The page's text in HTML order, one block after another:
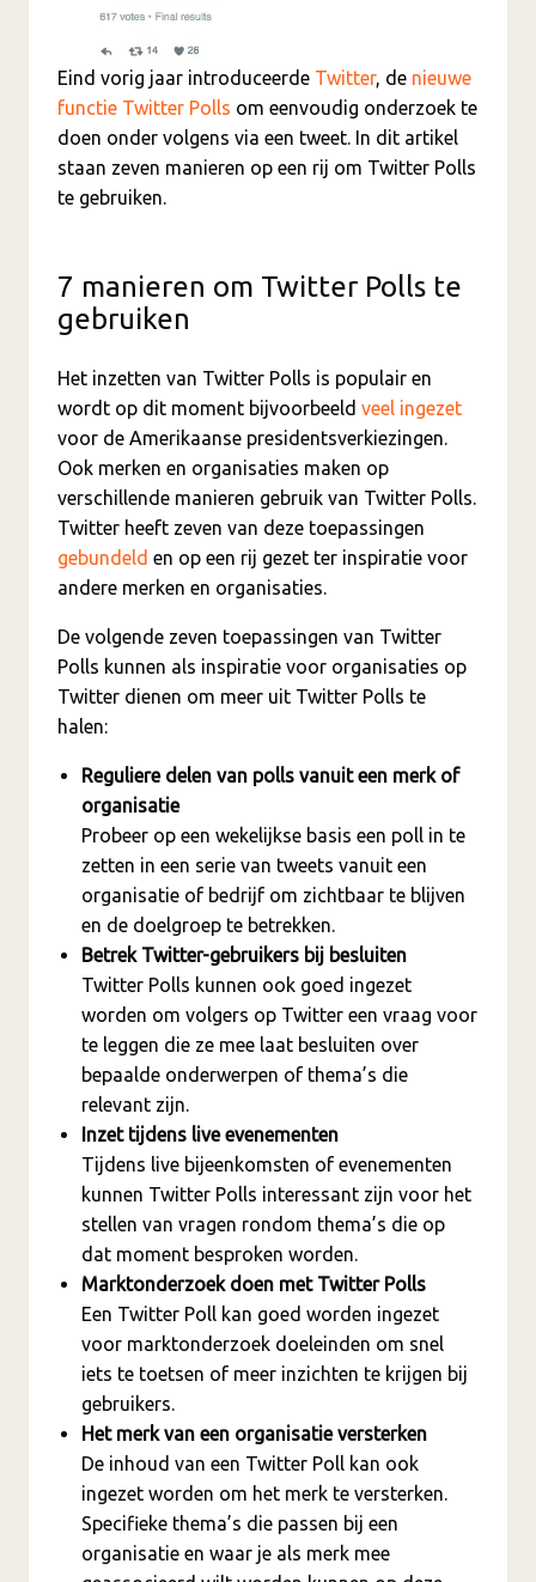
Eind vorig jaar introduceerde Twitter, de nieuwe
functie Twitter Polls om eenvoudig onderzoek te
doen onder volgens via een tweet. In dit artikel
staan zeven manieren op een rij om Twitter Polls
te gebruiken.
7 manieren om Twitter Polls te
gebruiken
Het inzetten van Twitter Polls is populair en
wordt op dit moment bijvoorbeeld veel ingezet
voor de Amerikaanse presidentsverkiezingen.
Ook merken en organisaties maken op
verschillende manieren gebruik van Twitter Polls.
Twitter heeft zeven van deze toepassingen
gebundeld en op een rij gezet ter inspiratie voor
andere merken en organisaties.
De volgende zeven toepassingen van Twitter
Polls kunnen als inspiratie voor organisaties op
Twitter dienen om meer uit Twitter Polls te
halen:
Reguliere delen van polls vanuit een merk of
organisatie
Probeer op een wekelijkse basis een poll in te
zetten in een serie van tweets vanuit een
organisatie of bedrijf om zichtbaar te blijven
en de doelgroep te betrekken.
Betrek Twitter-gebruikers bij besluiten
Twitter Polls kunnen ook goed ingezet
worden om volgers op Twitter een vraag voor
te leggen die ze mee laat besluiten over
bepaalde onderwerpen of thema’s die
relevant zijn.
Inzet tijdens live evenementen
Tijdens live bijeenkomsten of evenementen
kunnen Twitter Polls interessant zijn voor het
stellen van vragen rondom thema’s die op
dat moment besproken worden.
Marktonderzoek doen met Twitter Polls
Een Twitter Poll kan goed worden ingezet
voor marktonderzoek doeleinden om snel
iets te toetsen of meer inzichten te krijgen bij
gebruikers.
Het merk van een organisatie versterken
De inhoud van een Twitter Poll kan ook
ingezet worden om het merk te versterken.
Specifieke thema’s die passen bij een
organisatie en waar je als merk mee